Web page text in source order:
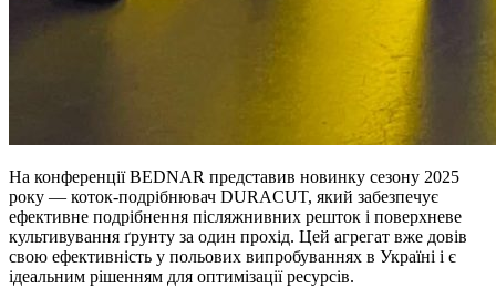
На конференції BEDNAR представив новинку сезону 2025
року — коток-подрібнювач DURACUT, який забезпечує
ефективне подрібнення післяжнивних решток і поверхневе
культивування ґрунту за один прохід. Цей агрегат вже довів
свою ефективність у польових випробуваннях в Україні і є
ідеальним рішенням для оптимізації ресурсів.